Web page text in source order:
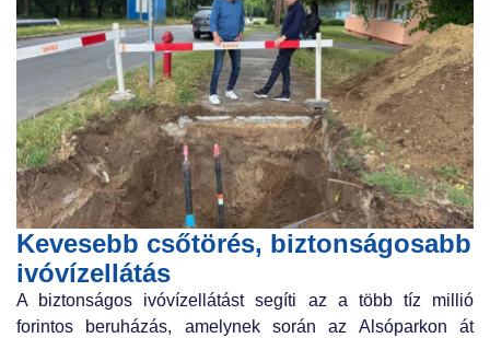
Kevesebb csőtörés, biztonságosabb
ivóvízellátás
A biztonságos ivóvízellátást segíti az a több tíz millió
forintos beruházás, amelynek során az Alsóparkon át